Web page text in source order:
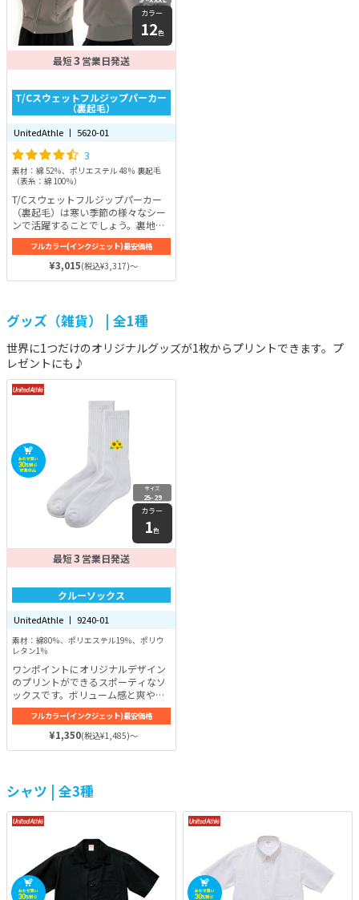
カラー
12色
最短3 営業日発送
T/Cスウェットフルジップパーカー
（裏起毛）
UnitedAthle 丨 5620-01
3
素材：綿 52％、ポリエステル 48％ 裏起毛
（表糸：綿 100％）
T/Cスウェットフルジップパーカー
（裏起毛）は寒い季節の様々なシー
ンで活躍することでしょう。裏地が
ふわふわ感にこだわった保温性の高
い裏起毛にしながら、T/C（綿×ポ
リエステル）の生地を採用すること
で軽くて丈夫なスウェットフルジッ
フルカラー(インクジェット)最安価格
¥3,015(税込¥3,317)～
グッズ（雑貨） | 全1種
世界に1つだけのオリジナルグッズが1枚からプリントできます。プ
レゼントにも♪
サイズ
25-29
カラー
1色
最短3 営業日発送
クルーソックス
UnitedAthle 丨 9240-01
素材：綿80％、ポリエステル19％、ポリウ
レタン1％
ワンポイントにオリジナルデザイン
のプリントができるスポーティなソ
ックスです。ボリューム感と爽やか
さを兼ね揃えた独特な風合いが人気
の秘密♪抗菌・防臭効果のある糸を
使用して作られているため、臭いも
防いでくれます。
フルカラー(インクジェット)最安価格
¥1,350(税込¥1,485)～
シャツ | 全3種